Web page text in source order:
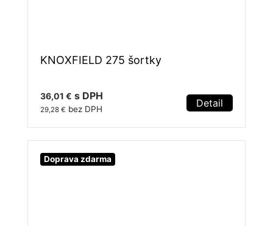
KNOXFIELD 275 šortky
36,01 € s DPH
29,28 € bez DPH Detail
Doprava zdarma